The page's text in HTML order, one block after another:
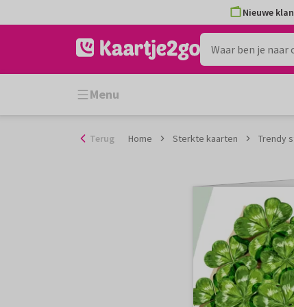
naar
Nieuwe
Menu
Terug Home Sterkte kaarten Trendy